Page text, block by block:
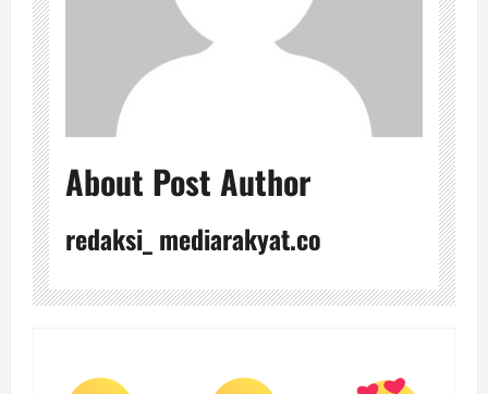
About Post Author
redaksi_ mediarakyat.co